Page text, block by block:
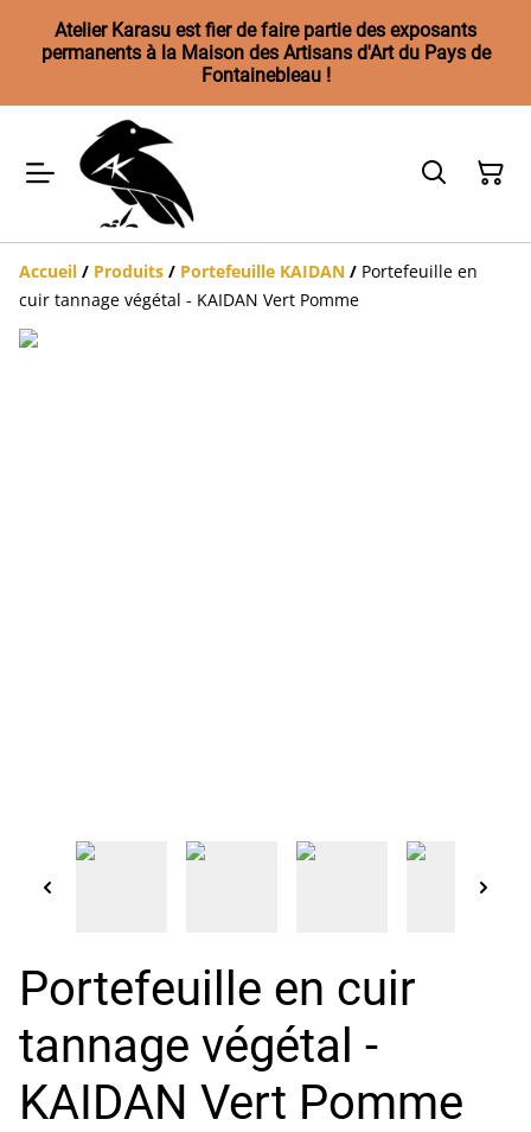
Atelier Karasu est fier de faire partie des exposants
permanents à la Maison des Artisans d'Art du Pays de
Fontainebleau !
Accueil / Produits / Portefeuille KAIDAN / Portefeuille en
cuir tannage végétal - KAIDAN Vert Pomme
Portefeuille en cuir
tannage végétal -
KAIDAN Vert Pomme